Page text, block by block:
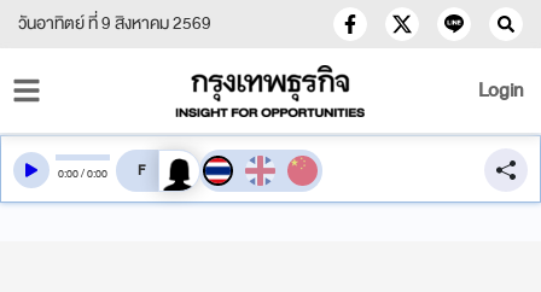
วันอาทิตย์ ที่ 9 สิงหาคม 2569
Login
0:00/0:00 สลับเสียงอ่าน